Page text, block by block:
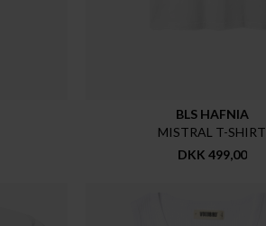
BLS HAFNIA
MISTRAL T-SHIRT
DKK 499,00